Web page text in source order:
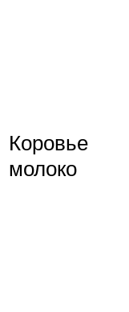
Коровье
молоко